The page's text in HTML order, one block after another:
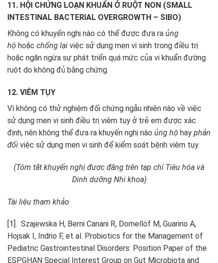
11. HỘI CHỨNG LOẠN KHUẨN Ở RUỘT NON (SMALL
INTESTINAL BACTERIAL OVERGROWTH – SIBO)
Không có khuyến nghị nào có thể được đưa ra ủng
hộ hoặc chống lại việc sử dụng men vi sinh trong điều trị
hoặc ngăn ngừa sự phát triển quá mức của vi khuẩn đường
ruột do không đủ bằng chứng.
12. VIÊM TỤY
Vì không có thử nghiệm đối chứng ngẫu nhiên nào về việc
sử dụng men vi sinh điều trị viêm tụy ở trẻ em được xác
định, nên không thể đưa ra khuyến nghị nào ủng hộ hay phản
đối việc sử dụng men vi sinh để kiểm soát bệnh viêm tụy.
(Tóm tắt khuyến nghị được đăng trên tạp chí Tiêu hóa và
Dinh dưỡng Nhi khoa)
Tài liệu tham khảo
[1]. Szajewska H, Berni Canani R, Domellöf M, Guarino A,
Hojsak I, Indrio F, et al. Probiotics for the Management of
Pediatric Gastrointestinal Disorders: Position Paper of the
ESPGHAN Special Interest Group on Gut Microbiota and